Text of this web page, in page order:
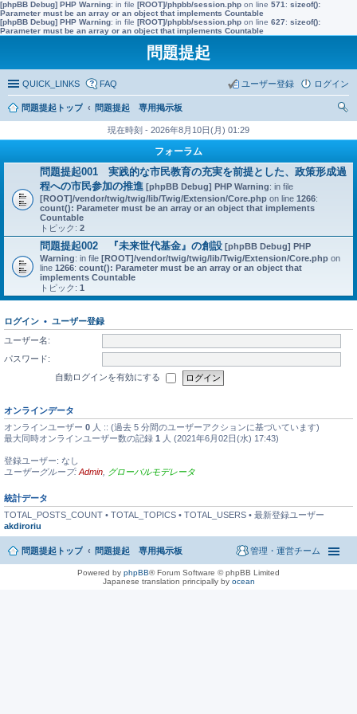
[phpBB Debug] PHP Warning: in file [ROOT]/phpbb/session.php on line 571 : sizeof():
Parameter must be an array or an object that implements Countable
[phpBB Debug] PHP Warning: in file [ROOT]/phpbb/session.php on line 627: sizeof():
Parameter must be an array or an object that implements Countable
問題提起
QUICK_LINKS FAQ ログイン
ユーザー登録
問題提起トップ
問題提起 専用掲示板
現在時刻 - 2026年8月10日(月) 01:29
フォーラム
問題提起001 実践的な市民教育の充実を前提とした、政策形成過
程への市民参加の推進 [phpBB Debug] PHP Warning: in file
[ROOT]/vendor/twig/twig/lib/Twig/Extension/Core.php on line 1266:
count(): Parameter must be an array or an object that implements
Countable
トピック: 2
問題提起002 『未来世代基金』の創設 [phpBB Debug] PHP
Warning: in file [ROOT]/vendor/twig/twig/lib/Twig/Extension/Core.php on
line 1266: count(): Parameter must be an array or an object that
implements Countable
トピック: 1
ログイン • ユーザー登録
ユーザー名:
パスワード:
自動ログインを有効にする
オンラインデータ
オンラインユーザー 0 人 :: (過去 5 分間のユーザーアクションに基づいています)
最大同時オンラインユーザー数の記録 1 人 (2021年6月02日(水) 17:43)
登録ユーザー: なし
ユーザーグループ: Admin グローバルモデレータ
統計データ
TOTAL_POSTS_COUNT • TOTAL_TOPICS • TOTAL_USERS • 最新登録ユーザー
akdiroriu
問題提起トップ 問題提起 専用掲示板 管理・運営チーム
Powered by phpBB® Forum Software © phpBB Limited
Japanese translation principally by ocean